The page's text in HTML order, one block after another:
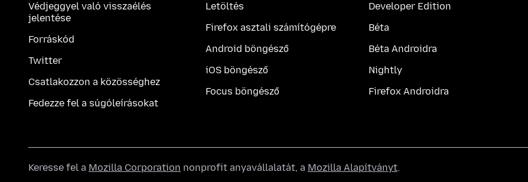
Védjeggyel való visszaélés
jelentése
Forráskód
Twitter
Csatlakozzon a közösséghez
Fedezze fel a súgóleírásokat
Letöltés
Firefox asztali számítógépre
Android böngésző
iOS böngésző
Focus böngésző
Developer Edition
Béta
Béta Androidra
Nightly
Firefox Androidra
Keresse fel a Mozilla Corporation nonprofit anyavállalatát, a Mozilla Alapítványt.